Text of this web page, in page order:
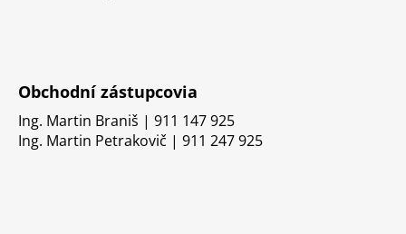
Obchodní zástupcovia
Ing. Martin Braniš | 911 147 925
Ing. Martin Petrakovič | 911 247 925